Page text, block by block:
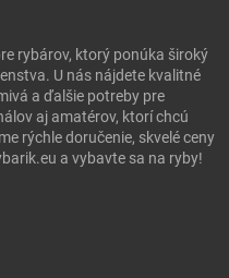
rybárov, ktorý ponúka široký
U nás nájdete kvalitné
a ďalšie potreby pre
aj amatérov, ktorí chcú
rýchle doručenie, skvelé ceny
a vybavte sa na ryby!